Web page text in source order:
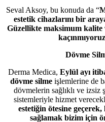
Seval Aksoy, bu konuda da “
estetik cihazlarını bir
Güzellikte maksimum kalite
kaçınmıyoruz
Dövme
Derma Medica, Eylül ayı
dövme silme işlemlerine de
dövmelerin sağlıklı ve
sistemleriyle hizmet
estetiğin ötesine geçerek,
sağlamak bizim için